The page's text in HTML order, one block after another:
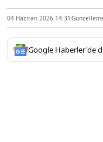
04 Haziran 2026 14:31
Google Haberler'de